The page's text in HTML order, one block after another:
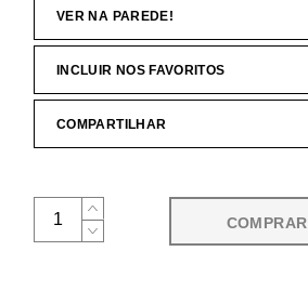
VER NA PAREDE!
INCLUIR NOS FAVORITOS
COMPARTILHAR
COMPRAR